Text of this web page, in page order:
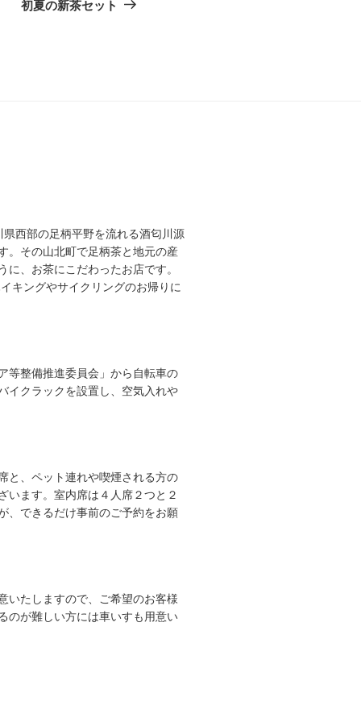
初夏の新茶セット
西部の足柄平野を流れる酒匂川源
。その山北町で足柄茶と地元の産
、お茶にこだわったお店です。
キングやサイクリングのお帰りに
等整備推進委員会」から自転車の
イクラックを設置し、空気入れや
と、ペット連れや喫煙される方の
います。室内席は４人席２つと２
、できるだけ事前のご予約をお願
いたしますので、ご希望のお客様
が難しい方には車いすも用意い